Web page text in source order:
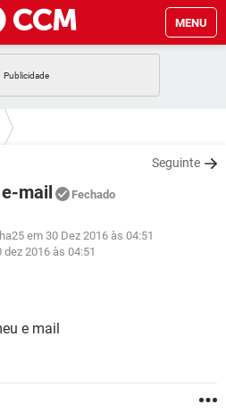
MENU
GMAIL
GMAIL
WHATSAPP
EXCEL
WHATSAPP
GMAIL
Seguinte
mail Fechado
em 30 Dez 2016 às 04:51
dez 2016 às 04:51
e mail